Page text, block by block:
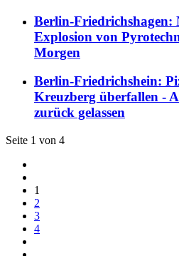
Berlin-Friedrichshagen:
Explosion von
Morgen
Berlin-Friedrichshein:
Kreuzberg überfallen -
zurück gelassen
Seite 1 von 4
1
2
3
4